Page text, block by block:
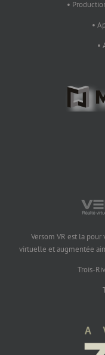
•
•
•
Versom VR est la
virtuelle et augmentée
Trois-